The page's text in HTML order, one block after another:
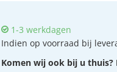
1-3 werkdagen
Indien op voorraad bij
Komen wij ook bij u thuis?